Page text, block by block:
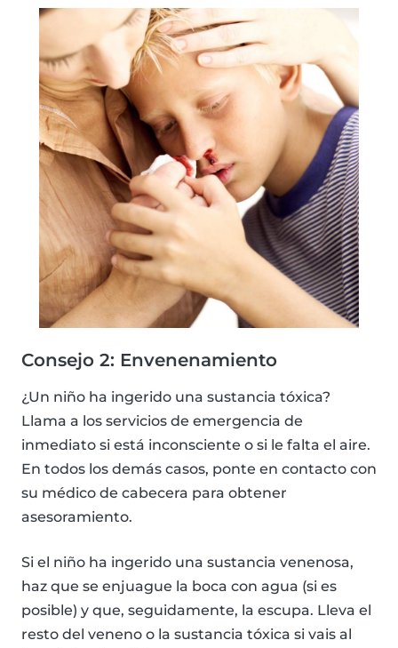
Consejo 2: Envenenamiento
¿Un niño ha ingerido una sustancia tóxica?
Llama a los servicios de emergencia de
inmediato si está inconsciente o si le falta el aire.
En todos los demás casos, ponte en contacto con
su médico de cabecera para obtener
asesoramiento.
Si el niño ha ingerido una sustancia venenosa,
haz que se enjuague la boca con agua (si es
posible) y que, seguidamente, la escupa. Lleva el
resto del veneno o la sustancia tóxica si vais al